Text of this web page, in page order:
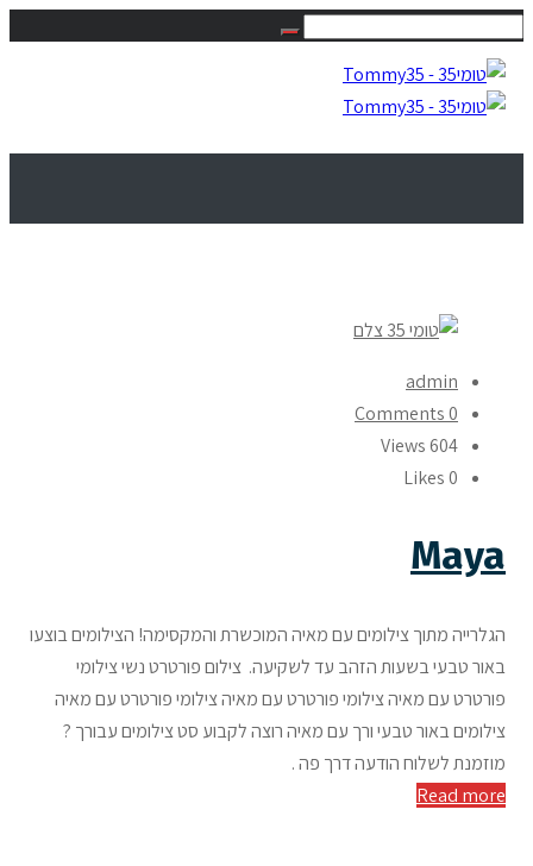
admin
0 Comments
604 Views
0
Maya
הגלרייה מתוך צילומים עם מאיה המוכשרת והמקסימה! הצילומים בוצעו
באור טבעי בשעות הזהב עד לשקיעה. צילום פורטרט נשי צילומי
פורטרט עם מאיה צילומי פורטרט עם מאיה צילומי פורטרט עם מאיה
צילומים באור טבעי ורך עם מאיה רוצה לקבוע סט צילומים עבורך ?
מוזמנת לשלוח הודעה דרך פה .
Read more